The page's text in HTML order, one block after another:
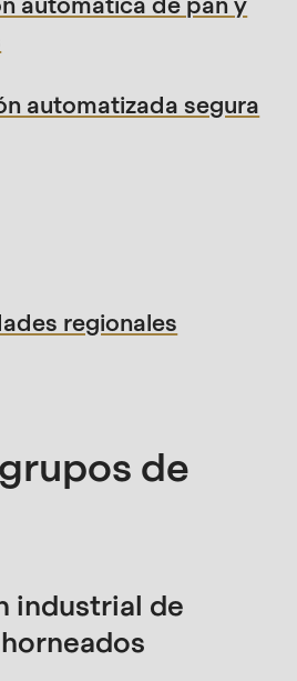
automatizada segura
regionales
de
industrial de